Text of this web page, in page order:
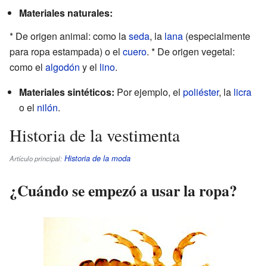
Materiales naturales:
* De origen animal: como laseda, la lana (especialmente
para ropa estampada) o el cuero. * De origen vegetal:
como el algodón y el lino.
Materiales sintéticos: Por ejemplo, el poliéster, la licra
o el nilón.
Historia de la vestimenta
Artículo principal: Historia de la moda
¿Cuándo se empezó a usar la ropa?